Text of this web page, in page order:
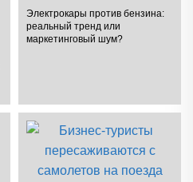
Электрокары против бензина:
реальный тренд или
маркетинговый шум?